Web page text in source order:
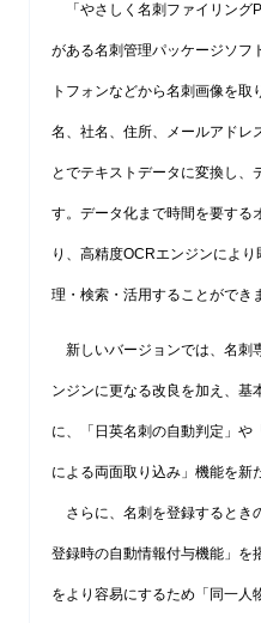
「やさしく名刺ファイリング
がある名刺管理パッケージソフ
トフォンなどから名刺画像を
名、社名、住所、メールアドレ
とでテキストデータに変換し、
す。データ化まで時間を要する
り、高精度OCRエンジンによ
理・検索・活用することができ
新しいバージョンでは、名刺
ンジンに更なる改良を加え、基
に、「日英名刺の自動判定」や
による両面取り込み」機能を新
さらに、名刺を登録するとき
登録時の自動情報付与機能」を
をより容易にするため「同一人